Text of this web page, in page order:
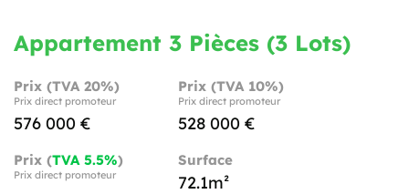
Appartement 3 Pièces (3 Lots)
Prix (TVA 20%)
Prix direct promoteur
576 000 €
Prix (TVA 10%)
Prix direct promoteur
528 000 €
Prix (TVA 5.5%)
Prix direct promoteur
Surface
72.1m²